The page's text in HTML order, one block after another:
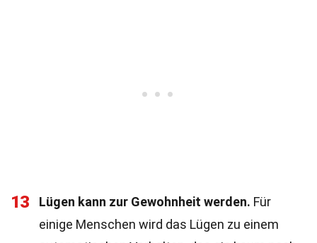
13 Lügen kann zur Gewohnheit werden. Für
einige Menschen wird das Lügen zu einem